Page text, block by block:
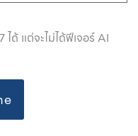
ด้ แต่จะไม่ได้ฟีเจอร์ AI